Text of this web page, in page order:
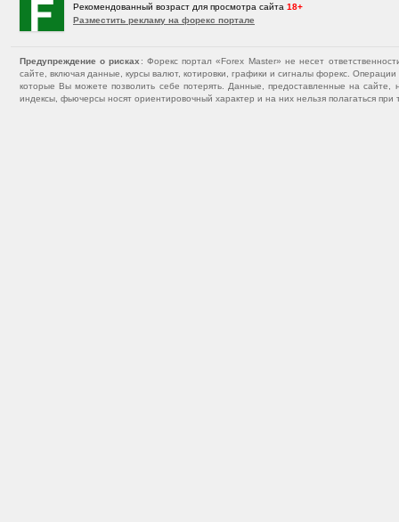
Рекомендованный возраст для просмотра сайта 18+
Разместить рекламу на форекс портале
Предупреждение о рисках : Форекс портал «Forex Master» не несет
сайте, включая данные, курсы валют, котировки, графики и сигналы форекс.
которые Вы можете позволить себе потерять. Данные, предоставленные на
индексы, фьючерсы носят ориентировочный характер и на них нельзя полагаться при